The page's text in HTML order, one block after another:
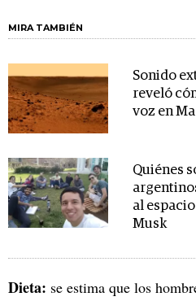
MIRA TAMBIÉN
Sonido
reveló
voz en
Quiénes
al
Musk
Dieta: se estima que los